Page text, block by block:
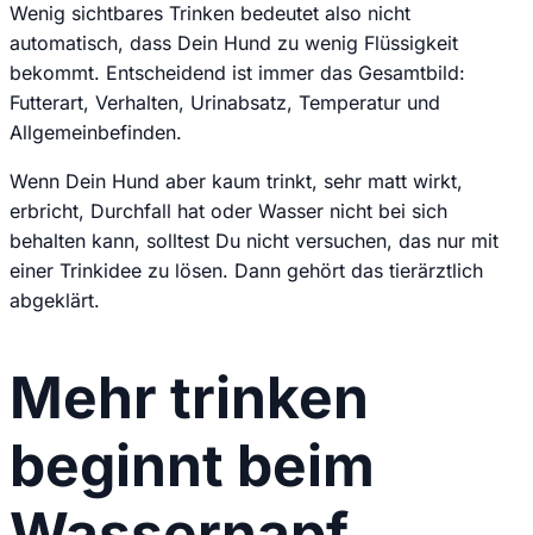
Wenig sichtbares Trinken bedeutet also nicht
automatisch, dass Dein Hund zu wenig Flüssigkeit
bekommt. Entscheidend ist immer das Gesamtbild:
Futterart, Verhalten, Urinabsatz, Temperatur und
Allgemeinbefinden.
Wenn Dein Hund aber kaum trinkt, sehr matt wirkt,
erbricht, Durchfall hat oder Wasser nicht bei sich
behalten kann, solltest Du nicht versuchen, das nur mit
einer Trinkidee zu lösen. Dann gehört das tierärztlich
abgeklärt.
Mehr trinken
beginnt beim